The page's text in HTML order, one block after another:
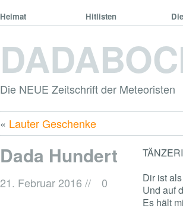
Heimat Hitlisten
Die NEUE Zeitschrift der Meteoristen
« Lauter Geschenke
Dada Hundert
21. Februar 2016 // 0
Dir ist
Und auf
Es hält